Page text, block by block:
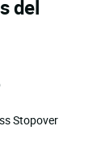
del
Stopover